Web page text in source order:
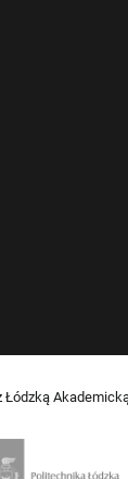
Łódzką